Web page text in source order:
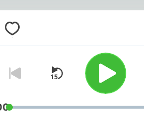
una
de
cristiano
el Dr. R.C.
Palabra
Romanos
cristianos,
medio de la